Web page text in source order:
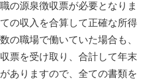
の源泉徴収票が必要となりま
の収入を合算して正確な所得
の職場で働いていた場合も、
票を受け取り、合計して年末
ありますので、全ての書類を